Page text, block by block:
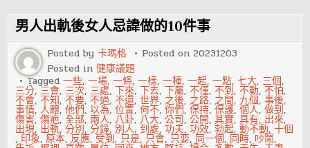
遇
哪
些
風
水
定
會
有
厄
運
男人出軌後女人忌諱做的10件事
Posted by卡瑪格 Posted on20231203
Posted in健康議題
Tagged一些,一場,一條,一樣,一種,一起,一點,七大, 三個,
三分,三會, 三次, 三處,下來,下去,下屬,不僅,不到,不動,不怕,
不會,不知,不要,不過,不還,世界, 之後, 之路, 之間, 九個,事後,
事情,人體,他們,以為,位置,何不,你們,保持,保護,個人,做到,
傷害,傷疤,全部, 兩人, 八卦, 八大,公司,公開,其實,具有, 出來,
出現, 出軌,分別,分鐘, 別人, 到處,功夫,功效,勃起,動不動,十個
, 印象,原本, 反應, 受到, 只是, 只會, 只要, 同一個, 同時, 吵鬧,